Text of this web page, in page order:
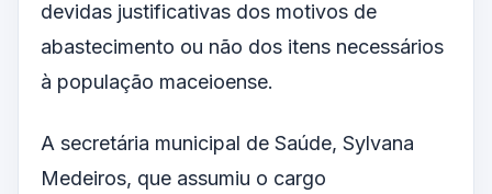
devidas justificativas dos motivos de
abastecimento ou não dos itens necessários
à população maceioense.
A secretária municipal de Saúde, Sylvana
Medeiros, que assumiu o cargo